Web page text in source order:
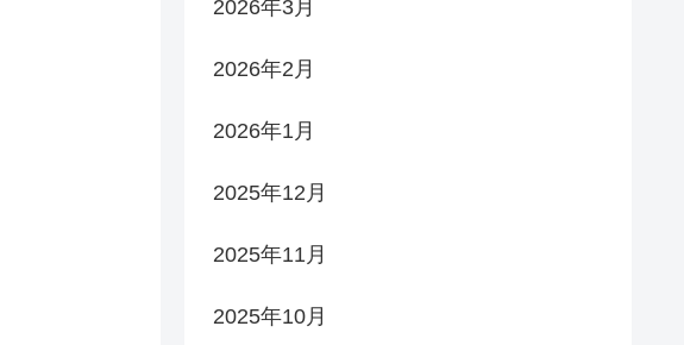
2026年3月
2026年2月
2026年1月
2025年12月
2025年11月
2025年10月